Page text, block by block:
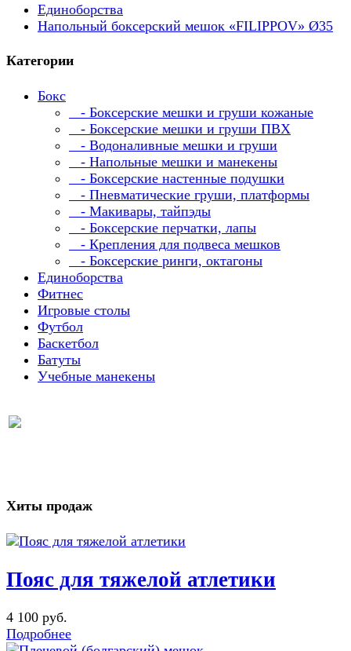
Единоборства
Напольный боксерский мешок «FILIPPOV» Ø35
Категории
Бокс
- Боксерские мешки и груши кожаные
- Боксерские мешки и груши ПВХ
- Водоналивные мешки и груши
- Напольные мешки и манекены
- Боксерские настенные подушки
- Пневматические груши, платформы
- Макивары, тайпэды
- Боксерские перчатки, лапы
- Крепления для подвеса мешков
- Боксерские ринги, октагоны
Единоборства
Фитнес
Игровые столы
Футбол
Баскетбол
Батуты
Учебные манекены
Хиты продаж
Пояс для тяжелой атлетики
4 100 руб.
Подробнее